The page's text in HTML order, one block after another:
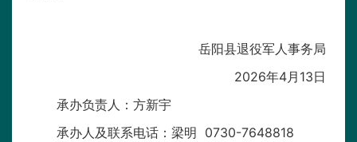
岳阳县退役军人事务局
2026年4月13日
承办负责人：方新宇
承办人及联系电话：梁明 0730-7648818